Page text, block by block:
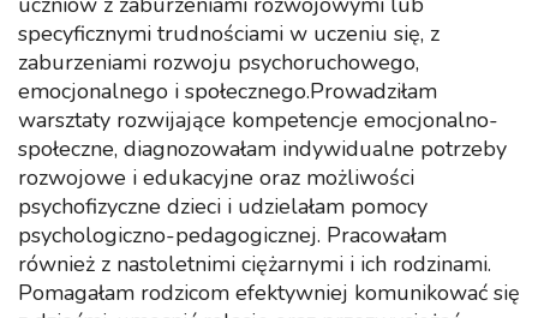
specyficznymi trudnościami w uczeniu się, z
zaburzeniami rozwoju psychoruchowego,
emocjonalnego i społecznego.Prowadziłam
warsztaty rozwijające kompetencje emocjonalno-
społeczne, diagnozowałam indywidualne potrzeby
rozwojowe i edukacyjne oraz możliwości
psychofizyczne dzieci i udzielałam pomocy
psychologiczno-pedagogicznej. Pracowałam
również z nastoletnimi ciężarnymi i ich rodzinami.
Pomagałam rodzicom efektywniej komunikować się